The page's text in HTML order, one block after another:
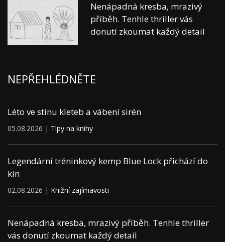
Nenápadná kresba, mrazivý
příběh. Tenhle thriller vás
donutí zkoumat každý detail
NEPŘEHLÉDNĚTE
Léto ve stínu kleteb a vábení sirén
05.08.2026 | Tipy na knihy
Legendární tréninkový kemp Blue Lock přichází do
kin
02.08.2026 | Knižní zajímavosti
Nenápadná kresba, mrazivý příběh. Tenhle thriller
vás donutí zkoumat každý detail